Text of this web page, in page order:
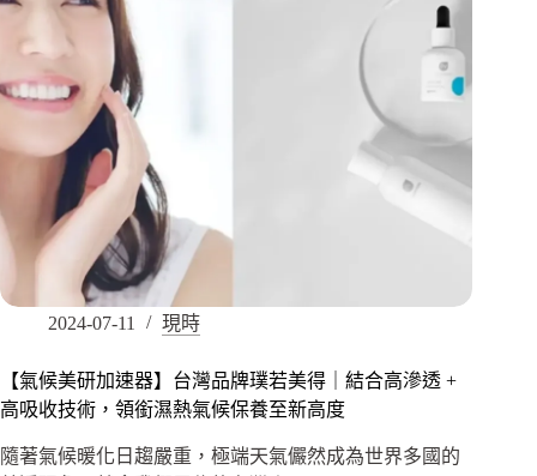
2024-07-11 現時
【氣候美研加速器】台灣品牌璞若美得｜結合高滲透 +
高吸收技術，領銜濕熱氣候保養至新高度
隨著氣候暖化日趨嚴重，極端天氣儼然成為世界多國的